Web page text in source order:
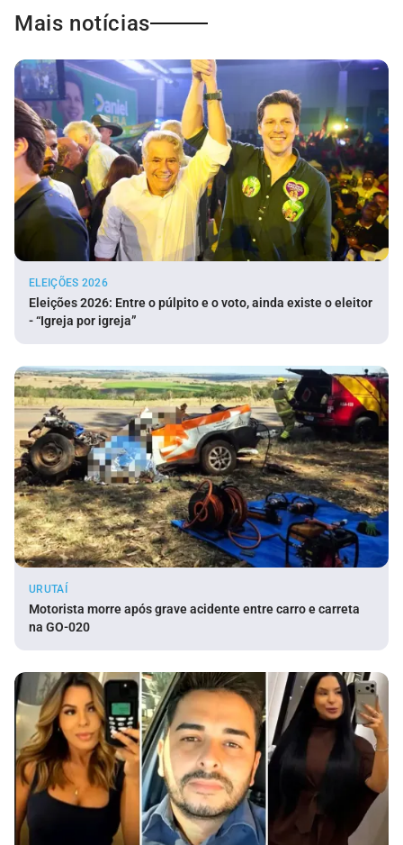
Mais notícias
ELEIÇÕES 2026
Eleições 2026: Entre o púlpito e o voto, ainda existe o eleitor
- “Igreja por igreja”
URUTAÍ
Motorista morre após grave acidente entre carro e carreta
na GO-020